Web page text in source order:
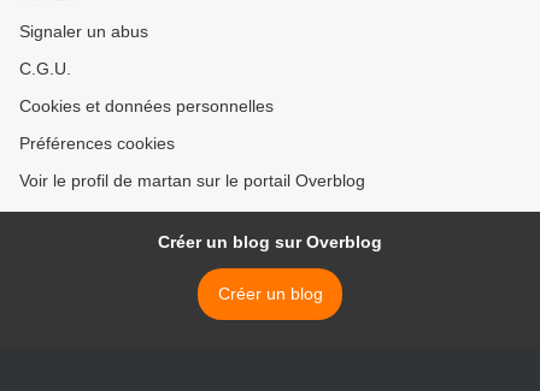
Signaler un abus
C.G.U.
Cookies et données personnelles
Préférences cookies
Voir le profil de martan sur le portail Overblog
Créer un blog sur Overblog
Créer un blog